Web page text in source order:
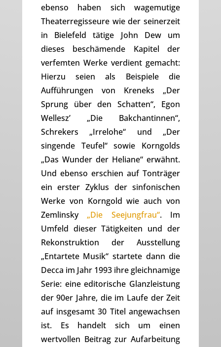
ebenso haben sich wagemutige
Theaterregisseure wie der seinerzeit
in Bielefeld tätige John Dew um
dieses beschämende Kapitel der
verfemten Werke verdient gemacht:
Hierzu seien als Beispiele die
Aufführungen von Kreneks „Der
Sprung über den Schatten“, Egon
Wellesz’ „Die Bakchantinnen“,
Schrekers „Irrelohe“ und „Der
singende Teufel“ sowie Korngolds
„Das Wunder der Heliane“ erwähnt.
Und ebenso erschien auf Tonträger
ein erster Zyklus der sinfonischen
Werke von Korngold wie auch von
Zemlinsky „Die Seejungfrau“. Im
Umfeld dieser Tätigkeiten und der
Rekonstruktion der Ausstellung
„Entartete Musik“ startete dann die
Decca im Jahr 1993 ihre gleichnamige
Serie: eine editorische Glanzleistung
der 90er Jahre, die im Laufe der Zeit
auf insgesamt 30 Titel angewachsen
ist. Es handelt sich um einen
wertvollen Beitrag zur Aufarbeitung